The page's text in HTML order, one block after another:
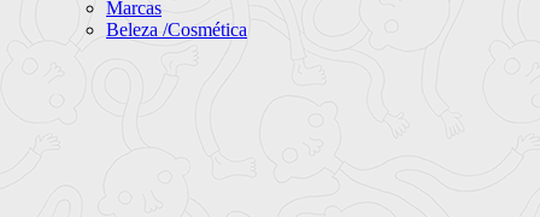
Marcas
Beleza /Cosmética